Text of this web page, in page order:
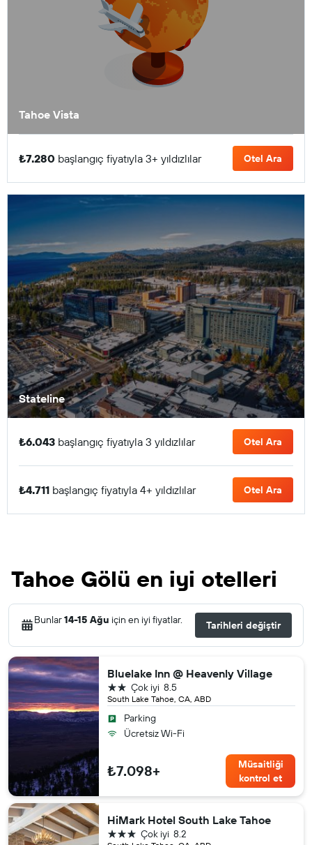
Tahoe Vista
₺7.280 başlangıç fiyatıyla 3+ yıldızlılar Otel Ara
Stateline
₺6.043 başlangıç fiyatıyla 3 yıldızlılar Otel Ara
₺4.711 başlangıç fiyatıyla 4+ yıldızlılar Otel Ara
Tahoe Gölü en iyi otelleri
Bunlar14-15 Ağu için en iyi fiyatlar. Tarihleri değiştir
Bluelake Inn @ Heavenly Village
South Lake Tahoe, CA, ABD
8.5
Çok iyi
2 yıldız
Parking
Ücretsiz Wi-Fi
₺7.098+
Müsaitliği
kontrol et
HiMark Hotel South Lake Tahoe
8.2
Çok iyi
3 yıldız